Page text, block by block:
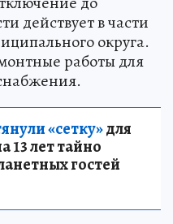
действует в части
округа.
работы для
«сетку»для
13 лет тайно
гостей